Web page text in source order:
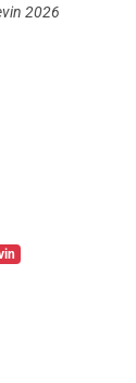
2026